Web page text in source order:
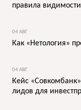
правила
04 АВГ
Как «Нетология»
04 АВГ
Кейс
лидов для